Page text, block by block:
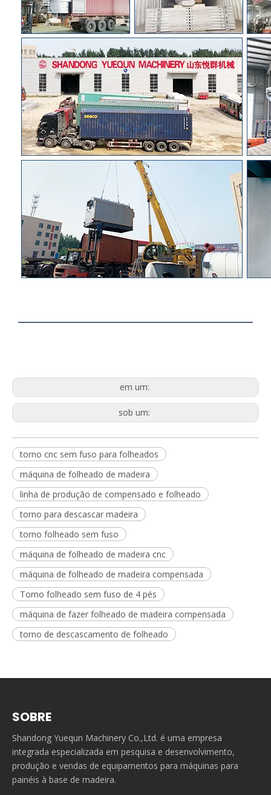
em um:
sob um:
torno cnc sem fuso para folheados
máquina de folheado de madeira
linha de produção de compensado e folheado
torno para descascar madeira
torno folheado sem fuso
máquina de folheado de madeira cnc
máquina de folheado de madeira compensada
Torno folheado sem fuso de 4 pés
máquina de fazer folheado de madeira compensada
torno de descascamento de folheado
SOBRE
Shandong Yuequn Machinery Co.,Ltd. é uma empresa
integrada especializada em pesquisa e desenvolvimento,
produção e vendas de equipamentos para máquinas para
painéis à base de madeira.